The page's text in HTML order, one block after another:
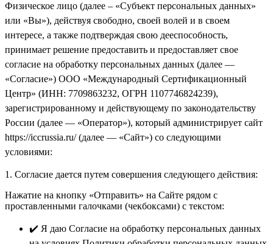
Физическое лицо (далее – «Субъект персональных данных»
или «Вы»), действуя свободно, своей волей и в своем
интересе, а также подтверждая свою дееспособность,
принимает решение предоставить и предоставляет свое
согласие на обработку персональных данных (далее —
«Согласие») ООО «Международный Сертификационный
Центр» (ИНН: 7709863232, ОГРН 1107746824239),
зарегистрированному и действующему по законодательству
России (далее — «Оператор»), который администрирует сайт
https://iccrussia.ru/ (далее — «Сайт») со следующими
условиями:
1. Согласие дается путем совершения следующего действия:
Нажатие на кнопку «Отправить» на Сайте рядом с
проставленными галочками (чекбоксами) с текстом:
✔️ Я даю Согласие на обработку персональных данных